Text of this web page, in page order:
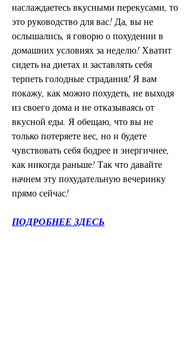
наслаждаетесь вкусными перекусами, то
это руководство для вас! Да, вы не
ослышались, я говорю о похудении в
домашних условиях за неделю! Хватит
сидеть на диетах и заставлять себя
терпеть голодные страдания! Я вам
покажу, как можно похудеть, не выходя
из своего дома и не отказываясь от
вкусной еды. Я обещаю, что вы не
только потеряете вес, но и будете
чувствовать себя бодрее и энергичнее,
как никогда раньше! Так что давайте
начнем эту похудательную вечеринку
прямо сейчас!
ПОДРОБНЕЕ ЗДЕСЬ